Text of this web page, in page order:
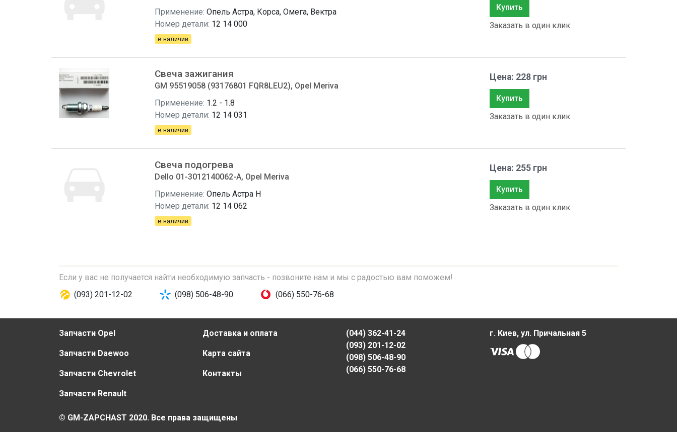
Применение: Опель Астра, Корса, Омега, Вектра
Номер детали: 12 14 000
в наличии
Купить
Заказать в один клик
Свеча зажигания
GM 95519058 (93176801 FQR8LEU2), Opel Meriva
Применение: 1.2 - 1.8
Номер детали: 12 14 031
в наличии
Цена: 228 грн
Купить
Заказать в один клик
Свеча подогрева
Dello 01-3012140062-A, Opel Meriva
Применение: Опель Астра H
Номер детали: 12 14 062
в наличии
Цена: 255 грн
Купить
Заказать в один клик
Если у вас не получается найти необходимую запчасть - позвоните нам и мы с радостью вам поможем!
(093) 201-12-02
(098) 506-48-90 (066) 550-76-68
Запчасти Opel
Запчасти Daewoo
Запчасти Chevrolet
Запчасти Renault
Доставка и оплата
Карта сайта
Контакты
(044) 362-41-24
(093) 201-12-02
(098) 506-48-90
(066) 550-76-68
г. Киев, ул. Причальная 5
© GM-ZAPCHAST 2020. Все права защищены